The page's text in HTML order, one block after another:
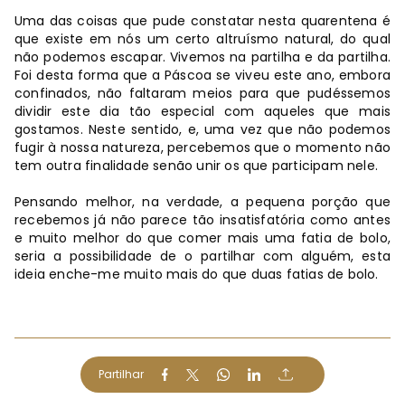
Uma das coisas que pude constatar nesta quarentena é
que existe em nós um certo altruísmo natural, do qual
não podemos escapar. Vivemos na partilha e da partilha.
Foi desta forma que a Páscoa se viveu este ano, embora
confinados, não faltaram meios para que pudéssemos
dividir este dia tão especial com aqueles que mais
gostamos. Neste sentido, e, uma vez que não podemos
fugir à nossa natureza, percebemos que o momento não
tem outra finalidade senão unir os que participam nele.
Pensando melhor, na verdade, a pequena porção que
recebemos já não parece tão insatisfatória como antes
e muito melhor do que comer mais uma fatia de bolo,
seria a possibilidade de o partilhar com alguém, esta
ideia enche-me muito mais do que duas fatias de bolo.
Partilhar